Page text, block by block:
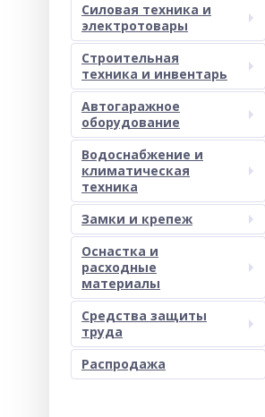
Силовая техника и
электротовары
Строительная
техника и инвентарь
Автогаражное
оборудование
Водоснабжение и
климатическая
техника
Замки и крепеж
Оснастка и
расходные
материалы
Средства защиты
труда
Распродажа